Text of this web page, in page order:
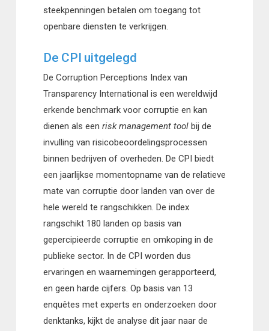
steekpenningen betalen om toegang tot
openbare diensten te verkrijgen.
De CPI uitgelegd
De Corruption Perceptions Index van
Transparency International is een wereldwijd
erkende benchmark voor corruptie en kan
dienen als een risk management toolbij de
invulling van risicobeoordelingsprocessen
binnen bedrijven of overheden. De CPI biedt
een jaarlijkse momentopname van de relatieve
mate van corruptie door landen van over de
hele wereld te rangschikken. De index
rangschikt 180 landen op basis van
gepercipieerde corruptie en omkoping in de
publieke sector. In de CPI worden dus
ervaringen en waarnemingen gerapporteerd,
en geen harde cijfers. Op basis van 13
enquêtes met experts en onderzoeken door
denktanks, kijkt de analyse dit jaar naar de